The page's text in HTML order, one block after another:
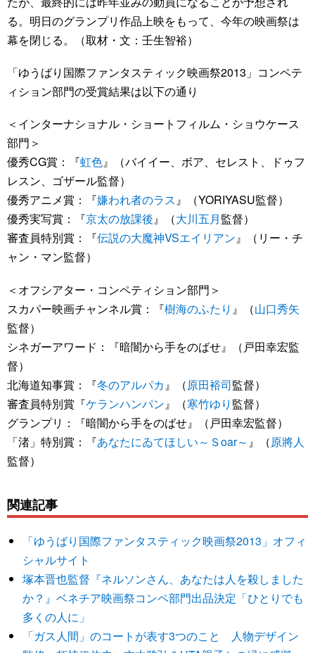
る。明日のグランプリ作品上映をもって、今年の映画祭は
幕を閉じる。（取材・文：壬生智裕）
「ゆうばり国際ファンタスティック映画祭2013」コンペテ
ィション部門の受賞結果は以下の通り
＜インターナショナル・ショートフィルム・ショウケース
部門＞
優秀CG賞：『虹色』（バイイー、ボア、セレスト、ドゥフ
レスン、ゴザール監督）
優秀アニメ賞：『嫌われ者のラス』（YORIYASU監督）
優秀実写賞：『京太の放課後』（大川五月監督）
審査員特別賞：『伝説の大魔神VSエイリアン』（リー・チ
ャン・マン監督）
＜オフシアター・コンペティション部門＞
スカパー映画チャンネル賞：『樹海のふたり 』（山口秀矢
監督）
シネガーアワード：『暗闇から手をのばせ』（戸田幸宏監
督）
北海道知事賞：『冬のアルパカ 』（原田裕司監督）
審査員特別賞『ケランハンパン 』（寒竹ゆり 監督）
グランプリ：『暗闇から手をのばせ』（戸田幸宏監督）
「渚」特別賞：『あなたにゐてほしい～Ｓoar～ 』（原將人
監督）
関連記事
「ゆうばり国際ファンタスティック映画祭2013」オフィ
シャルサイト
塚本晋也監督『ネルソンさん、あなたは人を殺しました
か？』ベネチア映画祭コンペ部門出品決定「ひとりでも
多くの人に」
「ガス人間」のコートが表す3つのこと 人物デザイン